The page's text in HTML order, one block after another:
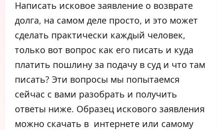
Написать исковое заявление о возврате
долга, на самом деле просто, и это может
сделать практически каждый человек,
только вот вопрос как его писать и куда
платить пошлину за подачу в суд и что там
писать? Эти вопросы мы попытаемся
сейчас с вами разобрать и получить
ответы ниже. Образец искового заявления
можно скачать в интернете или самому